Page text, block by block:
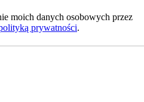
moich danych osobowych przez
prywatności.